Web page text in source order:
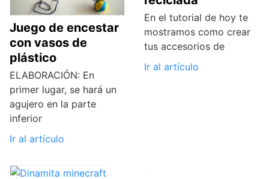
Juego de encestar
con vasos de
plástico
ELABORACIÓN: En
primer lugar, se hará un
agujero en la parte
inferior
Ir al artículo
En el tutorial de hoy te
mostramos como crear
tus accesorios de
Ir al artículo